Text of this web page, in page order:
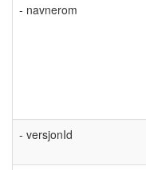
- navnerom
- versjonId